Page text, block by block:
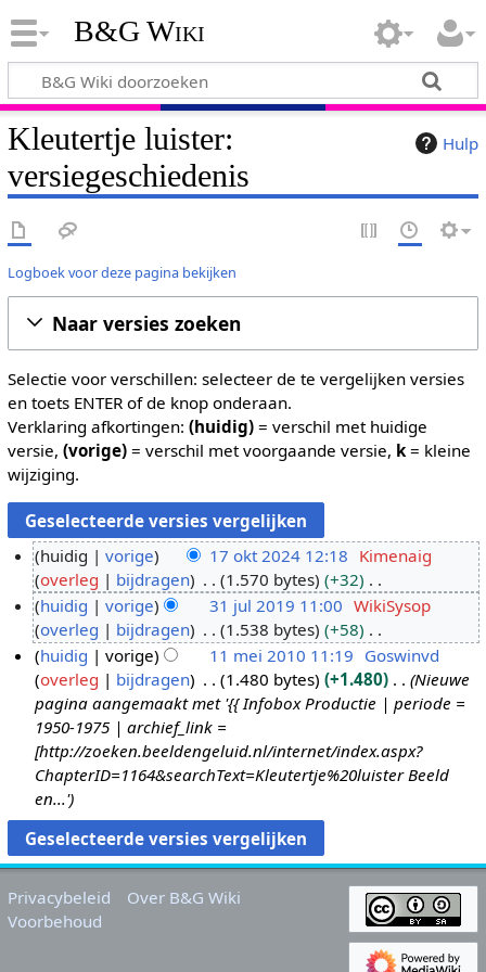
B&G Wiki
Hulp
Kleutertje luister:
versiegeschiedenis
Logboek voor deze pagina bekijken
Naar versies zoeken
Selectie voor verschillen: selecteer de te vergelijken versies
en toets ENTER of de knop onderaan.
Verklaring afkortingen: (huidig)= verschil met huidige
versie, (vorige)= verschil met voorgaande versie, k= kleine
wijziging.
7
k
huidig vorige 17 okt 2024 12:18 Kimenaig
overleg
bijdragen 1.570 bytes
+32
G
e
e
n
b
e
w
e
r
k
i
n
1
huidig vorige 31 jul 2019 11:00 WikiSysop
overleg
bijdragen 1.538 bytes
+58
G
e
e
n
b
e
w
e
r
k
i
n
1
huidig vorige 11 mei 2010 11:19 Goswinvd
overleg
bijdragen 1.480 bytes +1.480
Nieuwe
pagina aangemaakt met '{{ Infobox Productie | periode =
1950-1975 | archief_link =
[http://zoeken.beeldengeluid.nl/internet/index.aspx?
ChapterID=1164&searchText=Kleutertje%20luister Beeld
en...'
Privacybeleid
Over B&G Wiki
Voorbehoud